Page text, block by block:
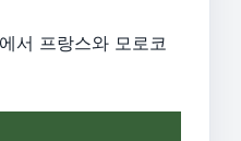
서 프랑스와 모로코